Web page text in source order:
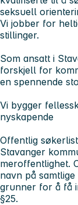
seksuell
Vi jobber for
stillinger.
Som ansatt i
forskjell for
en spennende
Vi bygger
nyskapende
Offentlig
Stavanger
meroffentlighet.
navn på
grunner for å få
§25.